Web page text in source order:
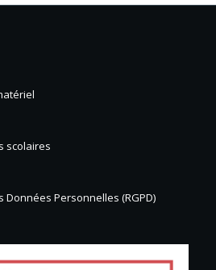
scolaires
Personnelles (RGPD)